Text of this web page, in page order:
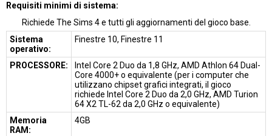
Requisiti minimi di sistema:
Richiede The Sims 4 e tutti gli aggiornamenti del gioco base.
Sistema
operativo:
Finestre 10, Finestre 11
PROCESSORE:
Intel Core 2 Duo da 1,8 GHz, AMD Athlon 64 Dual-
Core 4000+ o equivalente (per i computer che
utilizzano chipset grafici integrati, il gioco
richiede Intel Core 2 Duo da 2,0 GHz, AMD Turion
64 X2 TL-62 da 2,0 GHz o equivalente)
Memoria
RAM:
4GB